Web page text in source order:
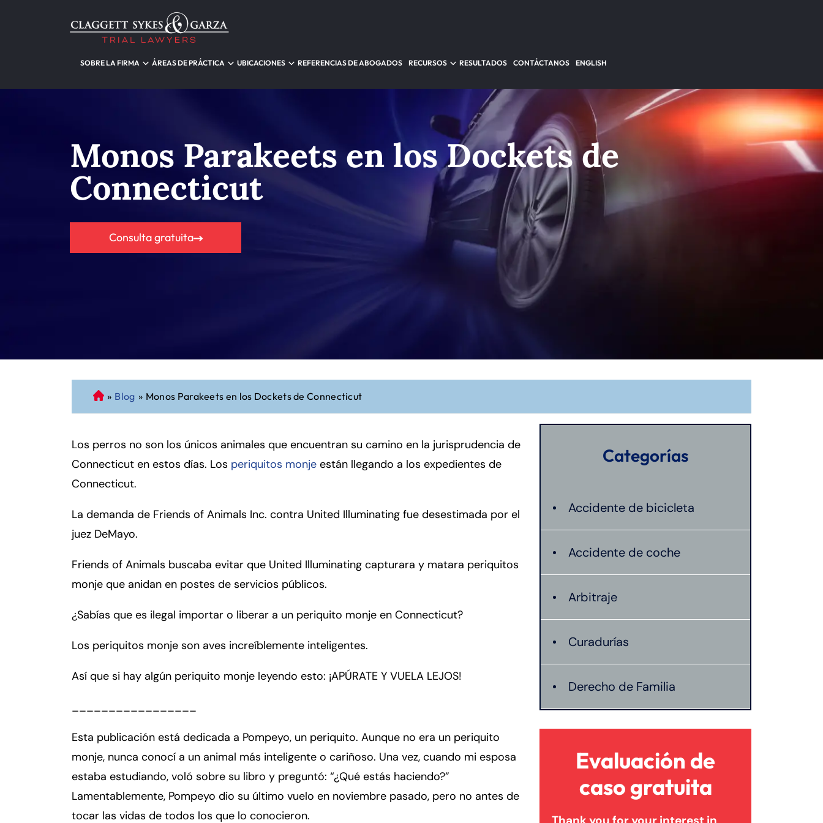
SOBRE LA FIRMA ÁREAS DE PRÁCTICA UBICACIONES REFERENCIAS DE ABOGADOS RECURSOS RESULTADOS CONTÁCTANOS ENGLISH
Monos Parakeets en los Dockets de
Connecticut
Consulta gratuita
A
b
g
a
o
e
P
so
n
Inj
y
e
n
ec
ti
cu
t
» Blog » Monos Parakeets en los Dockets de Connecticut
Los perros no son los únicos animales que encuentran su camino en la jurisprudencia de
Connecticut en estos días. Los periquitos monje están llegando a los expedientes de
Connecticut.
La demanda de Friends of Animals Inc. contra United Illuminating fue desestimada por el
juez DeMayo.
Friends of Animals buscaba evitar que United Illuminating capturara y matara periquitos
monje que anidan en postes de servicios públicos.
¿Sabías que es ilegal importar o liberar a un periquito monje en Connecticut?
Los periquitos monje son aves increíblemente inteligentes.
Así que si hay algún periquito monje leyendo esto: ¡APÚRATE Y VUELA LEJOS!
_________________
Esta publicación está dedicada a Pompeyo, un periquito. Aunque no era un periquito
monje, nunca conocí a un animal más inteligente o cariñoso. Una vez, cuando mi esposa
estaba estudiando, voló sobre su libro y preguntó: “¿Qué estás haciendo?”
Lamentablemente, Pompeyo dio su último vuelo en noviembre pasado, pero no antes de
tocar las vidas de todos los que lo conocieron.
Categorías
Accidente de bicicleta
Accidente de coche
Arbitraje
Curadurías
Derecho de Familia
Lesión catastrófica
Lesión por quemadura
Evaluación de
caso gratuita